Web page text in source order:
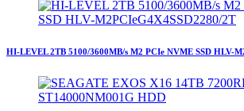
HI-LEVEL 2TB 5100/3600MB/s M2 PCIe NVME SSD HLV-